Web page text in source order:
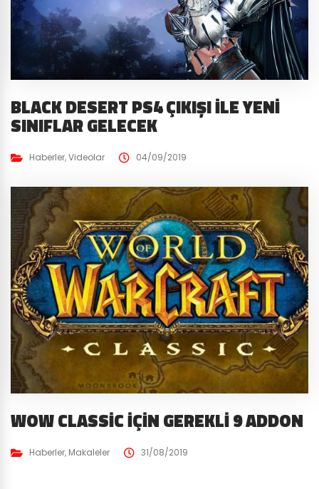
BLACK DESERT PS4 ÇIKIŞI İLE YENI
SINIFLAR GELECEK
Haberler,Videolar 04/09/2019
WOW CLASSIC İÇIN GEREKLI 9 ADDON
Haberler, Makaleler 31/08/2019